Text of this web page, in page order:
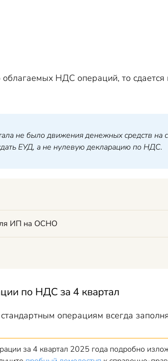
НДС операций, то
не было движения денежных средств на
ЕУД, а не нулевую декларацию по НДС.
ИП на ОСНО
по НДС за 4 квартал
операциям всегда
за 4 квартал 2025 года подробно